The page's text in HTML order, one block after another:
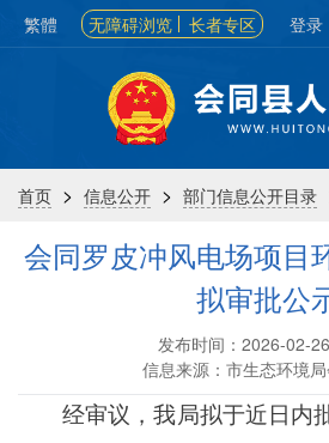
繁體 无障碍浏览 长者专区 登录
首页 > 信息公开 > 部门信息公开目录
会同罗皮冲风电场项目
拟审批公
发布时间：2026-02-
信息来源：市生态环境
经审议，我局拟于近日内